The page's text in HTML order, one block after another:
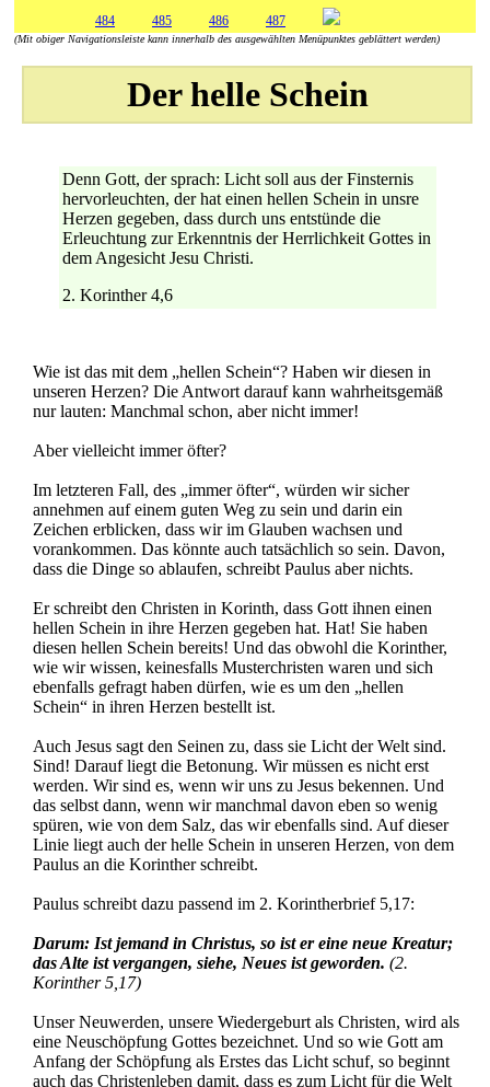
484
485 486 487
(Mit obiger Navigationsleiste kann innerhalb des ausgewählten Menüpunktes geblättert werden)
Der helle Schein
Denn Gott, der sprach: Licht soll aus der Finsternis
hervorleuchten, der hat einen hellen Schein in unsre
Herzen gegeben, dass durch uns entstünde die
Erleuchtung zur Erkenntnis der Herrlichkeit Gottes in
dem Angesicht Jesu Christi.
2. Korinther 4,6
Wie ist das mit dem „hellen Schein“? Haben wir diesen in
unseren Herzen? Die Antwort darauf kann wahrheitsgemäß
nur lauten: Manchmal schon, aber nicht immer!
Aber vielleicht immer öfter?
Im letzteren Fall, des „immer öfter“, würden wir sicher
annehmen auf einem guten Weg zu sein und darin ein
Zeichen erblicken, dass wir im Glauben wachsen und
vorankommen. Das könnte auch tatsächlich so sein. Davon,
dass die Dinge so ablaufen, schreibt Paulus aber nichts.
Er schreibt den Christen in Korinth, dass Gott ihnen einen
hellen Schein in ihre Herzen gegeben hat. Hat! Sie haben
diesen hellen Schein bereits! Und das obwohl die Korinther,
wie wir wissen, keinesfalls Musterchristen waren und sich
ebenfalls gefragt haben dürfen, wie es um den „hellen
Schein“ in ihren Herzen bestellt ist.
Auch Jesus sagt den Seinen zu, dass sie Licht der Welt sind.
Sind! Darauf liegt die Betonung. Wir müssen es nicht erst
werden. Wir sind es, wenn wir uns zu Jesus bekennen. Und
das selbst dann, wenn wir manchmal davon eben so wenig
spüren, wie von dem Salz, das wir ebenfalls sind. Auf dieser
Linie liegt auch der helle Schein in unseren Herzen, von dem
Paulus an die Korinther schreibt.
Paulus schreibt dazu passend im 2. Korintherbrief 5,17:
Darum: Ist jemand in Christus, so ist er eine neue Kreatur;
das Alte ist vergangen, siehe, Neues ist geworden. (2.
Korinther 5,17)
Unser Neuwerden, unsere Wiedergeburt als Christen, wird als
eine Neuschöpfung Gottes bezeichnet. Und so wie Gott am
Anfang der Schöpfung als Erstes das Licht schuf, so beginnt
auch das Christenleben damit, dass es zum Licht für die Welt